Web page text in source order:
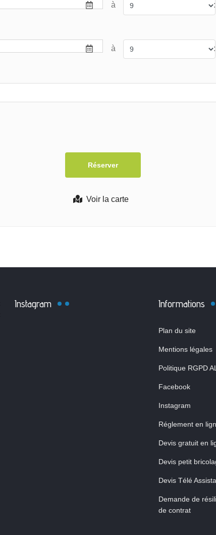
Voir la carte
à :
à :
Instagram Informations
Plan du site
Mentions légales
Politique RGPD
Facebook
Instagram
Réglement en
Devis gratuit en
Devis petit
Devis Télé
Demande de
de contrat